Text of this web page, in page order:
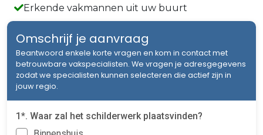
Erkende vakmannen uit uw buurt
Omschrijf je aanvraag
Beantwoord enkele korte vragen en kom in contact met
betrouwbare vakspecialisten. We vragen je adresgegevens
zodat we specialisten kunnen selecteren die actief zijn in
jouw regio.
1*. Waar zal het schilderwerk plaatsvinden?